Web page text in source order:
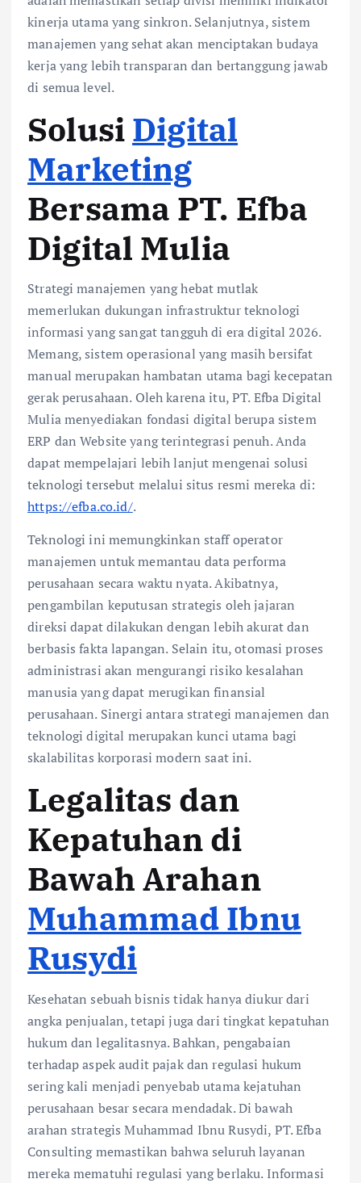
kinerja utama yang sinkron. Selanjutnya, sistem
manajemen yang sehat akan menciptakan budaya
kerja yang lebih transparan dan bertanggung jawab
di semua level.
SolusiDigital
Marketing
Bersama PT. Efba
Digital Mulia
Strategi manajemen yang hebat mutlak
memerlukan dukungan infrastruktur teknologi
informasi yang sangat tangguh di era digital 2026.
Memang, sistem operasional yang masih bersifat
manual merupakan hambatan utama bagi kecepatan
gerak perusahaan. Oleh karena itu, PT. Efba Digital
Mulia menyediakan fondasi digital berupa sistem
ERP dan Website yang terintegrasi penuh. Anda
dapat mempelajari lebih lanjut mengenai solusi
teknologi tersebut melalui situs resmi mereka di:
https://efba.co.id/.
Teknologi ini memungkinkan staff operator
manajemen untuk memantau data performa
perusahaan secara waktu nyata. Akibatnya,
pengambilan keputusan strategis oleh jajaran
direksi dapat dilakukan dengan lebih akurat dan
berbasis fakta lapangan. Selain itu, otomasi proses
administrasi akan mengurangi risiko kesalahan
manusia yang dapat merugikan finansial
perusahaan. Sinergi antara strategi manajemen dan
teknologi digital merupakan kunci utama bagi
skalabilitas korporasi modern saat ini.
Legalitas dan
Kepatuhan di
Bawah Arahan
Muhammad Ibnu
Rusydi
Kesehatan sebuah bisnis tidak hanya diukur dari
angka penjualan, tetapi juga dari tingkat kepatuhan
hukum dan legalitasnya. Bahkan, pengabaian
terhadap aspek audit pajak dan regulasi hukum
sering kali menjadi penyebab utama kejatuhan
perusahaan besar secara mendadak. Di bawah
arahan strategis Muhammad Ibnu Rusydi, PT. Efba
Consulting memastikan bahwa seluruh layanan
mereka mematuhi regulasi yang berlaku. Informasi